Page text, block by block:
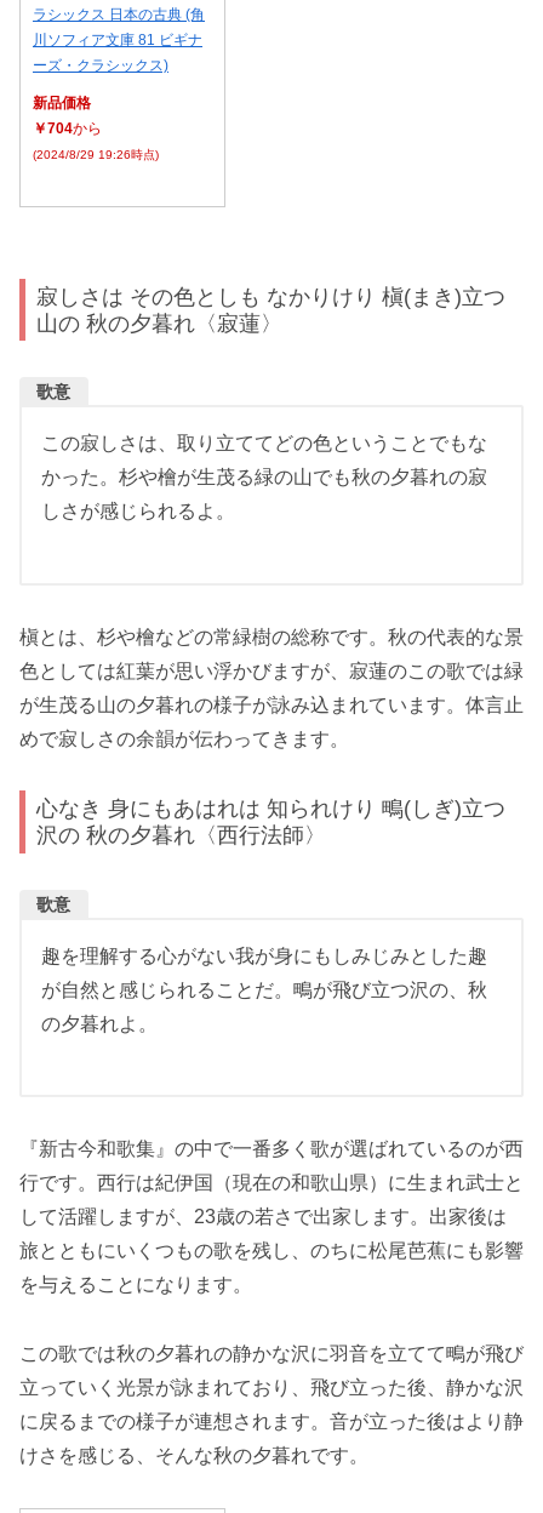
ラシックス 日本の古典 (角
川ソフィア文庫 81 ビギナ
ーズ・クラシックス)
新品価格
￥704から
(2024/8/29 19:26時点)
寂しさは その色としも なかりけり 槇(まき)立つ
山の 秋の夕暮れ〈寂蓮〉
歌意
この寂しさは、取り立ててどの色ということでもな
かった。杉や檜が生茂る緑の山でも秋の夕暮れの寂
しさが感じられるよ。
槇とは、杉や檜などの常緑樹の総称です。秋の代表的な景
色としては紅葉が思い浮かびますが、寂蓮のこの歌では緑
が生茂る山の夕暮れの様子が詠み込まれています。体言止
めで寂しさの余韻が伝わってきます。
心なき 身にもあはれは 知られけり 鴫(しぎ)立つ
沢の 秋の夕暮れ〈西行法師〉
歌意
趣を理解する心がない我が身にもしみじみとした趣
が自然と感じられることだ。鴫が飛び立つ沢の、秋
の夕暮れよ。
『新古今和歌集』の中で一番多く歌が選ばれているのが西
行です。西行は紀伊国（現在の和歌山県）に生まれ武士と
して活躍しますが、23歳の若さで出家します。出家後は
旅とともにいくつもの歌を残し、のちに松尾芭蕉にも影響
を与えることになります。
この歌では秋の夕暮れの静かな沢に羽音を立てて鴫が飛び
立っていく光景が詠まれており、飛び立った後、静かな沢
に戻るまでの様子が連想されます。音が立った後はより静
けさを感じる、そんな秋の夕暮れです。